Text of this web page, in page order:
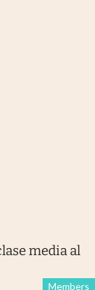
media al
Members